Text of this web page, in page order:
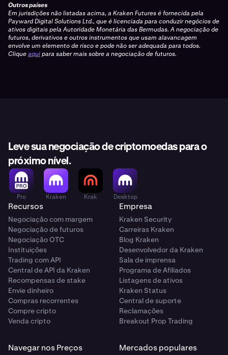
Outros países
Em jurisdições não listadas acima, a Kraken Futures é fornecida pela
Payward Digital Solutions Ltd., que é licenciada para conduzir negócios de
ativos digitais pela Autoridade Monetária das Bermudas. A negociação de
futuros, derivativos e outros instrumentos que usam alavancagem
envolve um elemento de risco e pode não ser adequada para todos.
Cliqueaquipara saber mais sobre a negociação de futuros.
Leve sua negociação de criptomoedas para o
próximo nível.
Pro Kraken Krak Desktop
Recursos
Negociação com margem
Negociação de futuros
Negociação OTC
Instituições
Trading com API
Central de API da Kraken
Recompensas de stake
Envie dinheiro
Compras recorrentes
Compre cripto
Venda cripto
Empresa
Kraken Security
Carreiras Kraken
Blog Kraken
Desenvolvedor da Kraken
Sala de imprensa
Programa de Afiliados
Listagens de ativos
Kraken Status
Central de suporte
Reclamações
Breakout Prop Trading
Navegar nos Preços Mercados populares